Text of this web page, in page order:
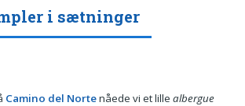
i sætninger
Camino del Nortenåede vi et lille albergue